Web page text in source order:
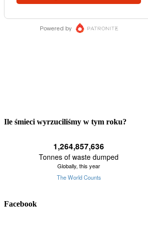
Ile śmieci wyrzuciliśmy w tym roku?
Facebook